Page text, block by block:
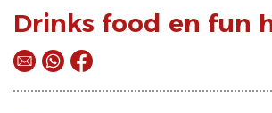
Drinks food en fun